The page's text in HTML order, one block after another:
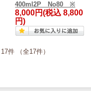
400ml2P No80 ※
8,000円(税込 8,800
円)
件 （全17件）